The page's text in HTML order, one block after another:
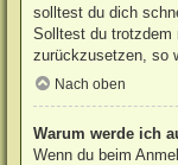
solltest du dich
Solltest du trotzdem
zurückzusetzen, so
Nach oben
Warum werde ich
Wenn du beim